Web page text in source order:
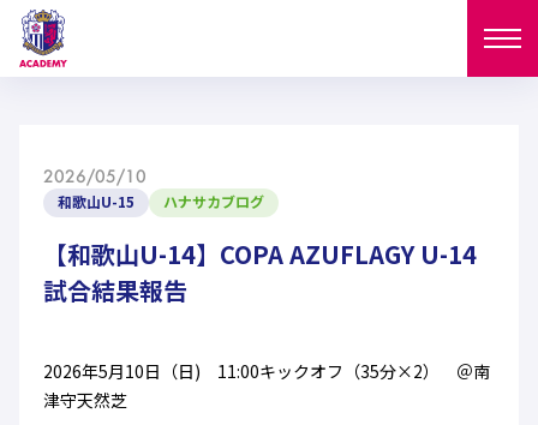
NEWS
西U-15 和歌山U-15
試合日程
MATCH
U-18
PLAYERS
選手
セレクション
2026/05/10
和歌山U-15 ハナサカブログ
【和歌山U-14】COPA AZUFLAGY U-14
試合結果報告
2026年5月10日（日) 11:00キックオフ（35分×2） ＠南
津守天然芝